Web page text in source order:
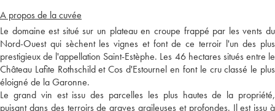
A propos de la cuvée
Le domaine est situé sur un plateau en croupe frappé par les vents du
Nord-Ouest qui sèchent les vignes et font de ce terroir l'un des plus
prestigieux de l'appellation Saint-Estèphe. Les 46 hectares situés entre le
Château Lafite Rothschild et Cos d'Estournel en font le cru classé le plus
éloigné de la Garonne.
Le grand vin est issu des parcelles les plus hautes de la propriété,
puisant dans des terroirs de graves argileuses et profondes. Il est issu à